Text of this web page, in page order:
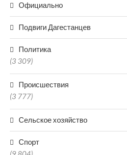
Официально
Подвиги Дагестанцев
Политика
(3 309)
Происшествия
(3 777)
Сельское хозяйство
Спорт